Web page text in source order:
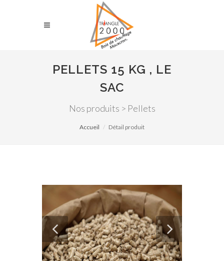
PELLETS 15 KG , LE
SAC
Nos produits > Pellets
Accueil Détail produit